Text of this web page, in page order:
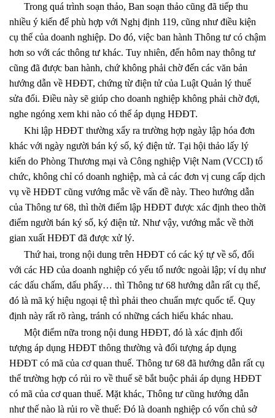
Trong quá trình soạn thảo, Ban soạn thảo cũng đã tiếp thu
nhiều ý kiến để phù hợp với Nghị định 119, cũng như điều kiện
cụ thể của doanh nghiệp. Do đó, việc ban hành Thông tư có chậm
hơn so với các thông tư khác. Tuy nhiên, đến hôm nay thông tư
cũng đã được ban hành, chứ không phải chờ đến các văn bản
hướng dẫn về HĐĐT, chứng từ điện tử của Luật Quản lý thuế
sửa đổi. Điều này sẽ giúp cho doanh nghiệp không phải chờ đợi,
nghe ngóng xem khi nào có thể áp dụng HĐĐT.
Khi lập HĐĐT thường xẩy ra trường hợp ngày lập hóa đơn
khác với ngày người bán ký số, ký điện tử. Tại hội thảo lấy lý
kiến do Phòng Thương mại và Công nghiệp Việt Nam (VCCI) tổ
chức, không chỉ có doanh nghiệp, mà cả các đơn vị cung cấp dịch
vụ về HĐĐT cũng vướng mắc về vấn đề này. Theo hướng dẫn
của Thông tư 68, thì thời điểm lập HĐĐT được xác định theo thời
điểm người bán ký số, ký điện tử. Như vậy, vướng mắc về thời
gian xuất HĐĐT đã được xử lý.
Thứ hai, trong nội dung trên HĐĐT có các ký tự về số, đối
với các HĐ của doanh nghiệp có yếu tố nước ngoài lập; ví dụ như
các dấu chấm, dấu phẩy… thì Thông tư 68 hướng dẫn rất cụ thể,
đó là mã ký hiệu ngoại tệ thì phải theo chuẩn mực quốc tế. Quy
định này rất rõ ràng, tránh có những cách hiểu khác nhau.
Một điểm nữa trong nội dung HĐĐT, đó là xác định đối
tượng áp dụng HĐĐT thông thường và đối tượng áp dụng
HĐĐT có mã của cơ quan thuế. Thông tư 68 đã hướng dẫn rất cụ
thể trường hợp có rủi ro về thuế sẽ bắt buộc phải áp dụng HĐĐT
có mã của cơ quan thuế. Mặt khác, Thông tư cũng hướng dẫn
như thế nào là rủi ro về thuế: Đó là doanh nghiệp có vốn chủ sở